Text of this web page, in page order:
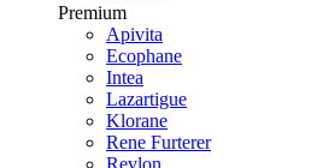
Premium
Apivita
Ecophane
Intea
Lazartigue
Klorane
Rene Furterer
Revlon